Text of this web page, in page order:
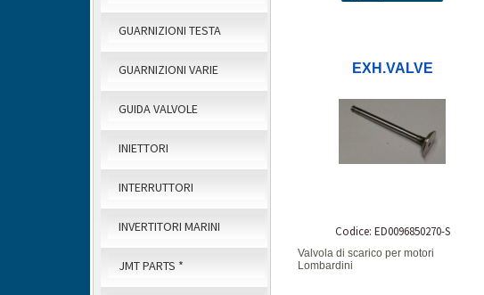
GUARNIZIONI TESTA
GUARNIZIONI VARIE
GUIDA VALVOLE
INIETTORI
INTERRUTTORI
INVERTITORI MARINI
JMT PARTS *
EXH.VALVE
Codice: ED0096850270-S
Valvola di scarico per motori
Lombardini